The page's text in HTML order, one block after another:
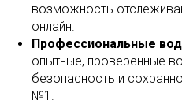
возможность
онлайн.
Профессиональные
опытные, проверенные
безопасность и
№1.